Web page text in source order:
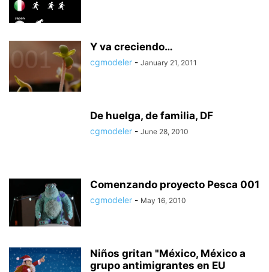
Y va creciendo…
cgmodeler - January 21, 2011
De huelga, de familia, DF
cgmodeler - June 28, 2010
Comenzando proyecto Pesca 001
cgmodeler - May 16, 2010
Niños gritan "México, México a
grupo antimigrantes en EU